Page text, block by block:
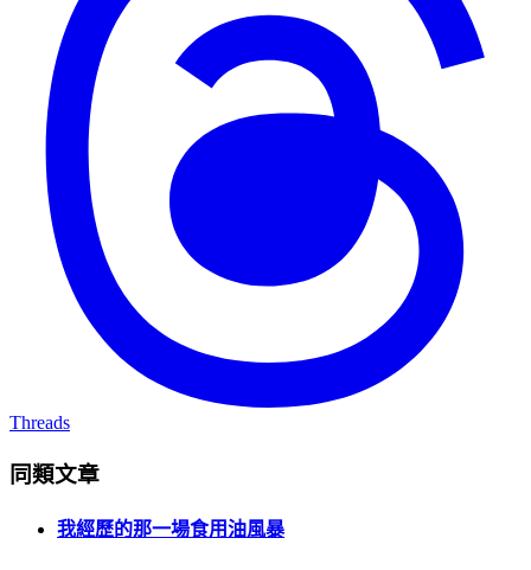
Threads
同類文章
我經歷的那一場食用油風暴